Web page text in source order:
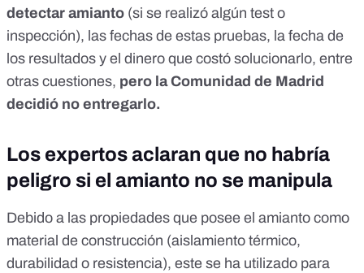
detectar amianto (si se realizó algún test o
inspección), las fechas de estas pruebas, la fecha de
los resultados y el dinero que costó solucionarlo, entre
otras cuestiones, pero la Comunidad de Madrid
decidió no entregarlo.
Los expertos aclaran que no habría
peligro si el amianto no se manipula
Debido a las propiedades que posee el amianto como
material de construcción (aislamiento térmico,
durabilidad o resistencia), este se ha utilizado para